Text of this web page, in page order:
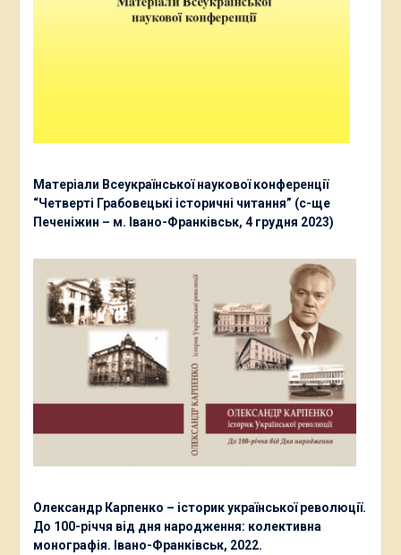
Матеріали Всеукраїнської наукової конференції
“Четверті Грабовецькі історичні читання” (с-ще
Печеніжин – м. Івано-Франківськ, 4 грудня 2023)
Олександр Карпенко – історик української революції.
До 100-річчя від дня народження: колективна
монографія. Івано-Франківськ, 2022.